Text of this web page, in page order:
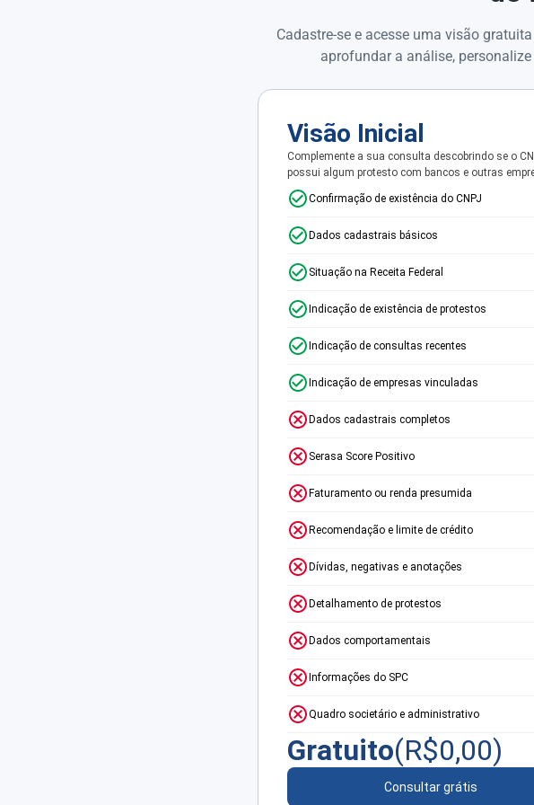
Cadastre-se e acesse uma visão
aprofundar a análise,
Visão Inicial
Complemente a sua consulta descobrindo se o
possui algum protesto com bancos e outras
Confirmação de existência do CNPJ
Dados cadastrais básicos
Situação na Receita Federal
Indicação de existência de protestos
Indicação de consultas recentes
Indicação de empresas vinculadas
Dados cadastrais completos
Serasa Score Positivo
Faturamento ou renda presumida
Recomendação e limite de crédito
Dívidas, negativas e anotações
Detalhamento de protestos
Dados comportamentais
Informações do SPC
Quadro societário e administrativo
Gratuito(R$0,00)
Consultar grátis